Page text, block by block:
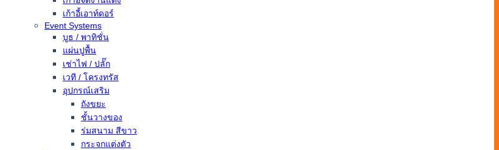
เก้าอี้เอาท์ดอร์
Event Systems
บูธ / พาทิชั่น
แผ่นปูพื้น
เช่าไฟ / ปลั๊ก
เวที / โครงทรัส
อุปกรณ์เสริม
ถังขยะ
ชั้นวางของ
ร่มสนาม สีขาว
กระจกแต่งตัว